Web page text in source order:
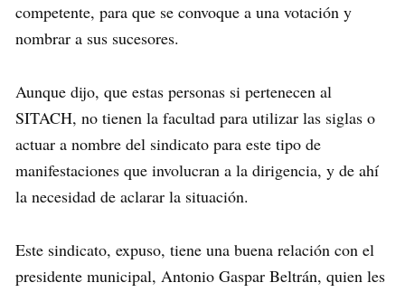
competente, para que se convoque a una votación y
nombrar a sus sucesores.
Aunque dijo, que estas personas si pertenecen al
SITACH, no tienen la facultad para utilizar las siglas o
actuar a nombre del sindicato para este tipo de
manifestaciones que involucran a la dirigencia, y de ahí
la necesidad de aclarar la situación.
Este sindicato, expuso, tiene una buena relación con el
presidente municipal, Antonio Gaspar Beltrán, quien les